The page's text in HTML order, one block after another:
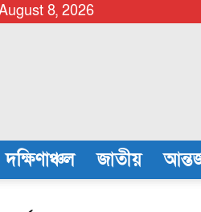
8, 2026
দক্ষিণাঞ্চল জাতীয়